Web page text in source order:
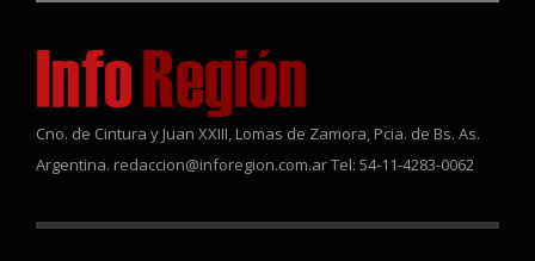
Cno. de Cintura y Juan XXIII, Lomas de Zamora, Pcia. de Bs. As.
Argentina. redaccion@inforegion.com.ar Tel: 54-11-4283-0062